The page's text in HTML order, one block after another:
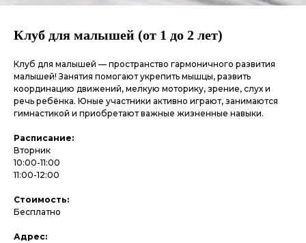
Клуб для малышей (от 1 до 2 лет)
Клуб для малышей — пространство гармоничного развития
малышей! Занятия помогают укрепить мышцы, развить
координацию движений, мелкую моторику, зрение, слух и
речь ребёнка. Юные участники активно играют, занимаются
гимнастикой и приобретают важные жизненные навыки.
Расписание:
Вторник
10:00-11:00
11:00-12:00
Стоимость:
Бесплатно
Адрес: